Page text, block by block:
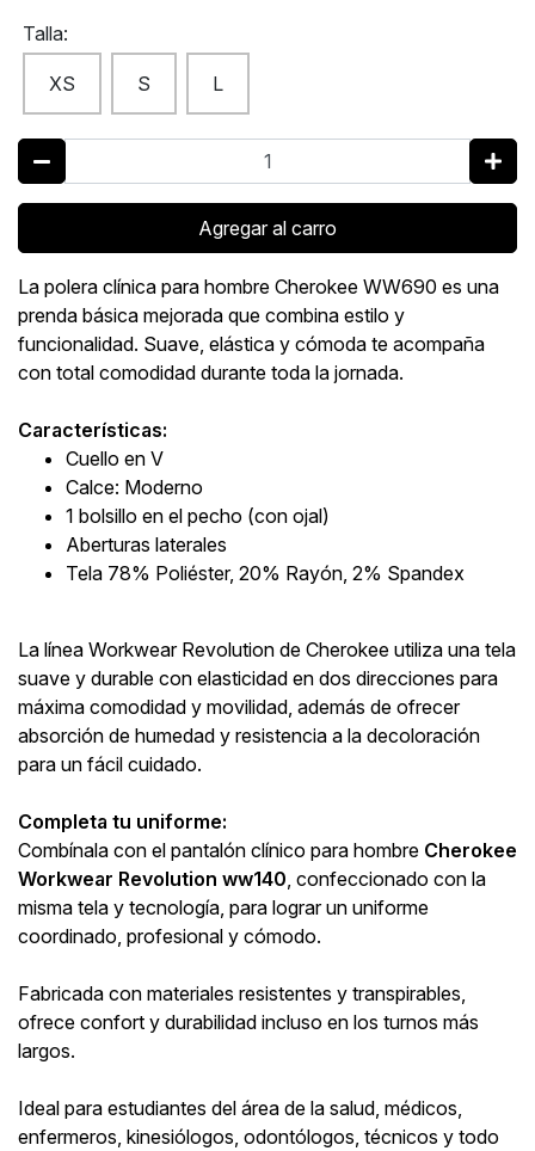
Talla:
XS S L
Agregar al carro
La polera clínica para hombre Cherokee WW690 es una
prenda básica mejorada que combina estilo y
funcionalidad. Suave, elástica y cómoda te acompaña
con total comodidad durante toda la jornada.
Características:
Cuello en V
Calce: Moderno
1 bolsillo en el pecho (con ojal)
Aberturas laterales
Tela 78% Poliéster, 20% Rayón, 2% Spandex
La línea Workwear Revolution de Cherokee utiliza una tela
suave y durable con elasticidad en dos direcciones para
máxima comodidad y movilidad, además de ofrecer
absorción de humedad y resistencia a la decoloración
para un fácil cuidado.
Completa tu uniforme:
Combínala con el pantalón clínico para hombre Cherokee
Workwear Revolution ww140 , confeccionado con la
misma tela y tecnología, para lograr un uniforme
coordinado, profesional y cómodo.
Fabricada con materiales resistentes y transpirables,
ofrece confort y durabilidad incluso en los turnos más
largos.
Ideal para estudiantes del área de la salud, médicos,
enfermeros, kinesiólogos, odontólogos, técnicos y todo